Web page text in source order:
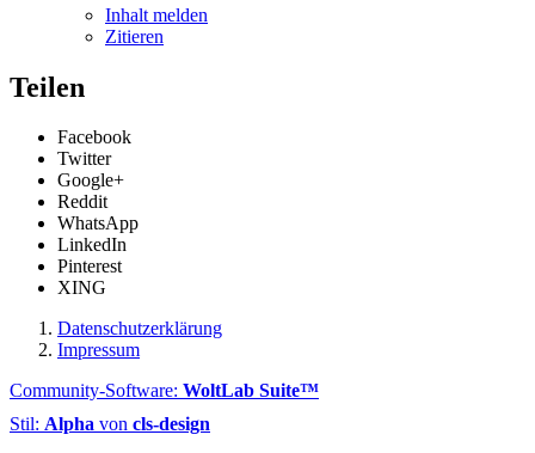
Inhalt melden
Zitieren
Teilen
Facebook
Twitter
Google+
Reddit
WhatsApp
LinkedIn
Pinterest
XING
Datenschutzerklärung
Impressum
Community-Software: WoltLab Suite™
Stil: Alpha von cls-design